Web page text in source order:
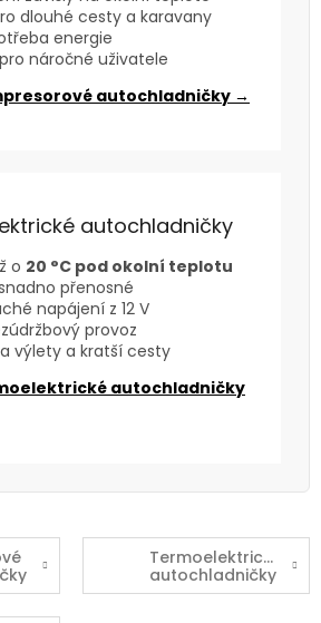
dlouhé cesty a karavany
energie
náročné uživatele
autochladničky →
autochladničky
o 20 °C pod okolní teplotu
přenosné
napájení z 12 V
provoz
výlety a kratší cesty
autochladničky
Termoelektrické
autochladničky